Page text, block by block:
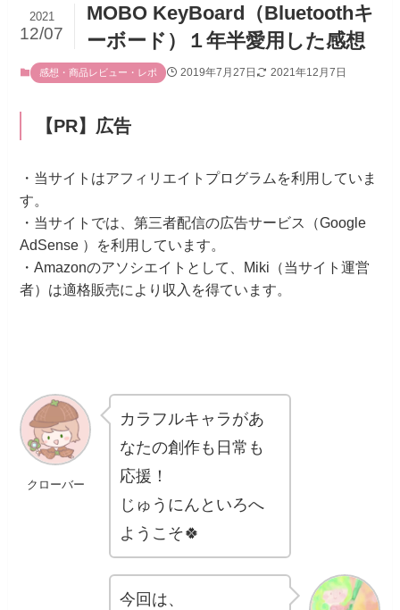
MOBO KeyBoard（Bluetoothキ
ーボード）１年半愛用した感想
2021
12/07
感想・商品レビュー・レポ 2019年7月27日 2021年12月7日
【PR】広告
・当サイトはアフィリエイトプログラムを利用していま
す。
・当サイトでは、第三者配信の広告サービス（Google
AdSense ）を利用しています。
・Amazonのアソシエイトとして、Miki（当サイト運営
者）は適格販売により収入を得ています。
クローバー
カラフルキャラがあ
なたの創作も日常も
応援！
じゅうにんといろへ
ようこそ🍀
今回は、